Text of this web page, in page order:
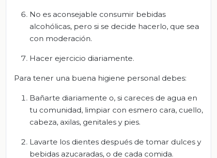
No es aconsejable consumir bebidas
alcohólicas, pero si se decide hacerlo, que sea
con moderación.
Hacer ejercicio diariamente.
Para tener una buena higiene personal debes:
Bañarte diariamente o, si careces de agua en
tu comunidad, limpiar con esmero cara, cuello,
cabeza, axilas, genitales y pies.
Lavarte los dientes después de tomar dulces y
bebidas azucaradas, o de cada comida.